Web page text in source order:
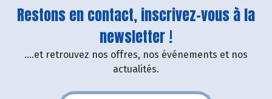
Restons en contact, inscrivez-vous à la
newsletter !
....et retrouvez nos offres, nos événements et nos
actualités.